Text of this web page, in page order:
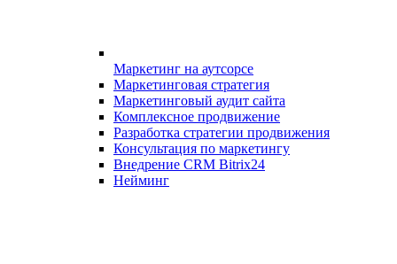
Маркетинг на аутсорсе
Маркетинговая стратегия
Маркетинговый аудит сайта
Комплексное продвижение
Разработка стратегии продвижения
Консультация по маркетингу
Внедрение CRM Bitrix24
Нейминг